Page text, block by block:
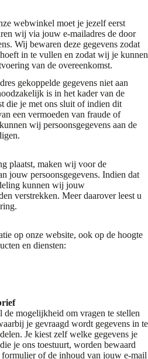
webwinkel moet je jezelf eerst
wij via jouw e-mailadres de door
Wij bewaren deze gegevens zodat
in te vullen en zodat wij je kunnen
van de overeenkomst.
gekoppelde gegevens niet aan
is in het kader van de
die je met ons sluit of indien dit
een vermoeden van fraude of
wij persoonsgegevens aan de
plaatst, maken wij voor de
jouw persoonsgegevens. Indien dat
kunnen wij jouw
verstrekken. Meer daarover leest u
op onze website, ook op de hoogte
en diensten:
mogelijkheid om vragen te stellen
je gevraagd wordt gegevens in te
Je kiest zelf welke gegevens je
je ons toestuurt, worden bewaard
formulier of de inhoud van jouw e-mail